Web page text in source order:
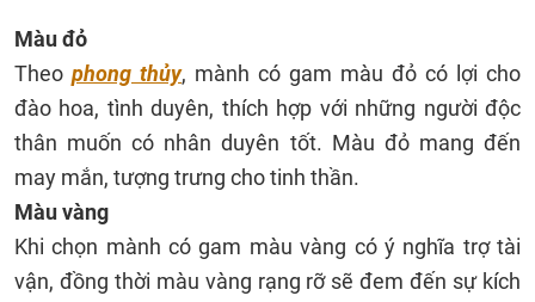
Màu đỏ
Theo phong thủy, mành có gam màu đỏ có lợi cho
đào hoa, tình duyên, thích hợp với những người độc
thân muốn có nhân duyên tốt. Màu đỏ mang đến
may mắn, tượng trưng cho tinh thần.
Màu vàng
Khi chọn mành có gam màu vàng có ý nghĩa trợ tài
vận, đồng thời màu vàng rạng rỡ sẽ đem đến sự kích